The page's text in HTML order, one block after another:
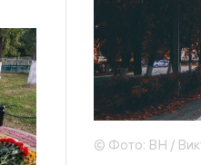
© Фото: ВН /